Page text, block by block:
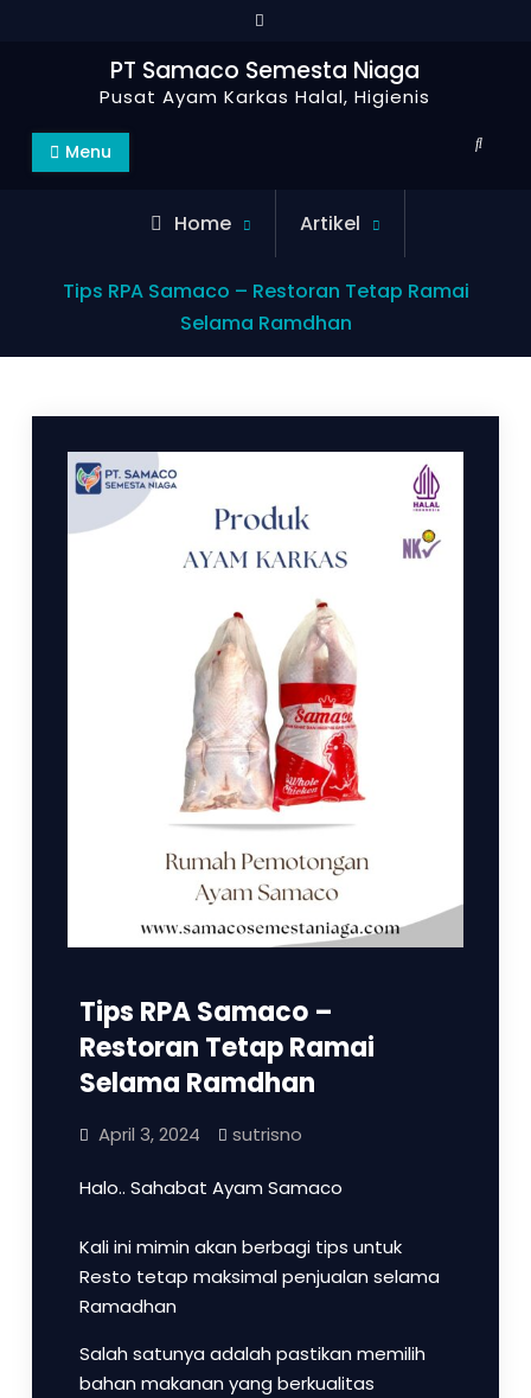
PT Samaco Semesta Niaga
Pusat Ayam Karkas Halal, Higienis
Menu Search
Home Artikel
Tips RPA Samaco – Restoran Tetap Ramai
Selama Ramdhan
Tips RPA Samaco –
Restoran Tetap Ramai
Selama Ramdhan
April 3, 2024 sutrisno
Halo.. Sahabat Ayam Samaco
Kali ini mimin akan berbagi tips untuk
Resto tetap maksimal penjualan selama
Ramadhan
Salah satunya adalah pastikan memilih
bahan makanan yang berkualitas